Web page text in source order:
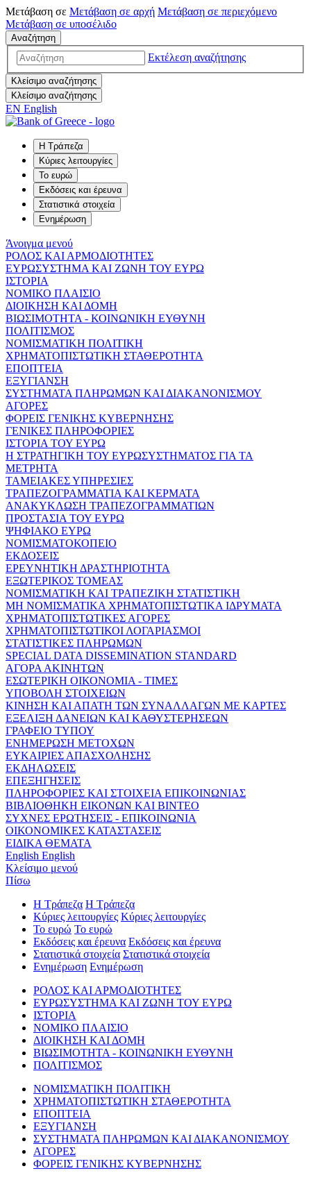
Μετάβαση σε Μετάβαση σε αρχή Μετάβαση σε περιεχόμενο
Μετάβαση σε υποσέλιδο
Αναζήτηση
Εκτέλεση αναζήτησης
Κλείσιμο αναζήτησης
Κλείσιμο αναζήτησης
EN English
Η Τράπεζα
Κύριες λειτουργίες
Το ευρώ
Εκδόσεις και έρευνα
Στατιστικά στοιχεία
Ενημέρωση
Άνοιγμα μενού
ΡΟΛΟΣ ΚΑΙ ΑΡΜΟΔΙΟΤΗΤΕΣ
ΕΥΡΩΣΥΣΤΗΜΑ ΚΑΙ ΖΩΝΗ ΤΟΥ ΕΥΡΩ
ΙΣΤΟΡΙΑ
ΝΟΜΙΚΟ ΠΛΑΙΣΙΟ
ΔΙΟΙΚΗΣΗ ΚΑΙ ΔΟΜΗ
ΒΙΩΣΙΜΟΤΗΤΑ - ΚΟΙΝΩΝΙΚΗ ΕΥΘΥΝΗ
ΠΟΛΙΤΙΣΜΟΣ
ΝΟΜΙΣΜΑΤΙΚΗ ΠΟΛΙΤΙΚΗ
ΧΡΗΜΑΤΟΠΙΣΤΩΤΙΚΗ ΣΤΑΘΕΡΟΤΗΤΑ
ΕΠΟΠΤΕΙΑ
ΕΞΥΓΙΑΝΣΗ
ΣΥΣΤΗΜΑΤΑ ΠΛΗΡΩΜΩΝ ΚΑΙ ΔΙΑΚΑΝΟΝΙΣΜΟΥ
ΑΓΟΡΕΣ
ΦΟΡΕΙΣ ΓΕΝΙΚΗΣ ΚΥΒΕΡΝΗΣΗΣ
ΓΕΝΙΚΕΣ ΠΛΗΡΟΦΟΡΙΕΣ
ΙΣΤΟΡΙΑ ΤΟΥ ΕΥΡΩ
Η ΣΤΡΑΤΗΓΙΚΗ ΤΟΥ ΕΥΡΩΣΥΣΤΗΜΑΤΟΣ ΓΙΑ ΤΑ
ΜΕΤΡΗΤΑ
ΤΑΜΕΙΑΚΕΣ ΥΠΗΡΕΣΙΕΣ
ΤΡΑΠΕΖΟΓΡΑΜΜΑΤΙΑ ΚΑΙ ΚΕΡΜΑΤΑ
ΑΝΑΚΥΚΛΩΣΗ ΤΡΑΠΕΖΟΓΡΑΜΜΑΤΙΩΝ
ΠΡΟΣΤΑΣΙΑ ΤΟΥ ΕΥΡΩ
ΨΗΦΙΑΚΟ ΕΥΡΩ
ΝΟΜΙΣΜΑΤΟΚΟΠΕΙΟ
ΕΚΔΟΣΕΙΣ
ΕΡΕΥΝΗΤΙΚΗ ΔΡΑΣΤΗΡΙΟΤΗΤΑ
ΕΞΩΤΕΡΙΚΟΣ ΤΟΜΕΑΣ
ΝΟΜΙΣΜΑΤΙΚΗ ΚΑΙ ΤΡΑΠΕΖΙΚΗ ΣΤΑΤΙΣΤΙΚΗ
ΜΗ ΝΟΜΙΣΜΑΤΙΚΑ ΧΡΗΜΑΤΟΠΙΣΤΩΤΙΚΑ ΙΔΡΥΜΑΤΑ
ΧΡΗΜΑΤΟΠΙΣΤΩΤΙΚΕΣ ΑΓΟΡΕΣ
ΧΡΗΜΑΤΟΠΙΣΤΩΤΙΚΟΙ ΛΟΓΑΡΙΑΣΜΟΙ
ΣΤΑΤΙΣΤΙΚΕΣ ΠΛΗΡΩΜΩΝ
SPECIAL DATA DISSEMINATION STANDARD
ΑΓΟΡΑ ΑΚΙΝΗΤΩΝ
ΕΣΩΤΕΡΙΚΗ ΟΙΚΟΝΟΜΙΑ - ΤΙΜΕΣ
ΥΠΟΒΟΛΗ ΣΤΟΙΧΕΙΩΝ
ΚΙΝΗΣΗ ΚΑΙ ΑΠΑΤΗ ΤΩΝ ΣΥΝΑΛΛΑΓΩΝ ΜΕ ΚΑΡΤΕΣ
ΕΞΕΛΙΞΗ ΔΑΝΕΙΩΝ ΚΑΙ ΚΑΘΥΣΤΕΡΗΣΕΩΝ
ΓΡΑΦΕΙΟ ΤΥΠΟΥ
ΕΝΗΜΕΡΩΣΗ ΜΕΤΟΧΩΝ
ΕΥΚΑΙΡΙΕΣ ΑΠΑΣΧΟΛΗΣΗΣ
ΕΚΔΗΛΩΣΕΙΣ
ΕΠΕΞΗΓΗΣΕΙΣ
ΠΛΗΡΟΦΟΡΙΕΣ ΚΑΙ ΣΤΟΙΧΕΙΑ ΕΠΙΚΟΙΝΩΝΙΑΣ
ΒΙΒΛΙΟΘΗΚΗ ΕΙΚΟΝΩΝ ΚΑΙ ΒΙΝΤΕΟ
ΣΥΧΝΕΣ ΕΡΩΤΗΣΕΙΣ - ΕΠΙΚΟΙΝΩΝΙΑ
ΟΙΚΟΝΟΜΙΚΕΣ ΚΑΤΑΣΤΑΣΕΙΣ
ΕΙΔΙΚΑ ΘΕΜΑΤΑ
English English
Κλείσιμο μενού
Πίσω
Η Τράπεζα Η Τράπεζα
Κύριες λειτουργίες Κύριες λειτουργίες
Το ευρώ Το ευρώ
Εκδόσεις και έρευνα Εκδόσεις και έρευνα
Στατιστικά στοιχεία Στατιστικά στοιχεία
Ενημέρωση Ενημέρωση
ΡΟΛΟΣ ΚΑΙ ΑΡΜΟΔΙΟΤΗΤΕΣ
ΕΥΡΩΣΥΣΤΗΜΑ ΚΑΙ ΖΩΝΗ ΤΟΥ ΕΥΡΩ
ΙΣΤΟΡΙΑ
ΝΟΜΙΚΟ ΠΛΑΙΣΙΟ
ΔΙΟΙΚΗΣΗ ΚΑΙ ΔΟΜΗ
ΒΙΩΣΙΜΟΤΗΤΑ - ΚΟΙΝΩΝΙΚΗ ΕΥΘΥΝΗ
ΠΟΛΙΤΙΣΜΟΣ
ΝΟΜΙΣΜΑΤΙΚΗ ΠΟΛΙΤΙΚΗ
ΧΡΗΜΑΤΟΠΙΣΤΩΤΙΚΗ ΣΤΑΘΕΡΟΤΗΤΑ
ΕΠΟΠΤΕΙΑ
ΕΞΥΓΙΑΝΣΗ
ΣΥΣΤΗΜΑΤΑ ΠΛΗΡΩΜΩΝ ΚΑΙ ΔΙΑΚΑΝΟΝΙΣΜΟΥ
ΑΓΟΡΕΣ
ΦΟΡΕΙΣ ΓΕΝΙΚΗΣ ΚΥΒΕΡΝΗΣΗΣ